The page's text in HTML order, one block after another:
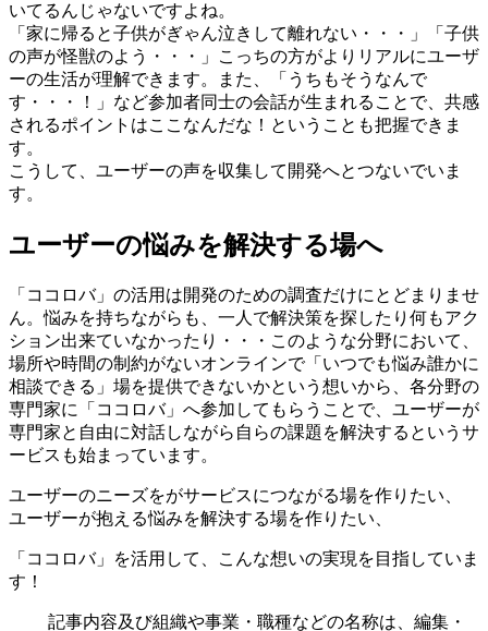
いてるんじゃないですよね。
「家に帰ると子供がぎゃん泣きして離れない・・・」「子供
の声が怪獣のよう・・・」こっちの方がよりリアルにユーザ
ーの生活が理解できます。また、「うちもそうなんで
す・・・！」など参加者同士の会話が生まれることで、共感
されるポイントはここなんだな！ということも把握できま
す。
こうして、ユーザーの声を収集して開発へとつないでいま
す。
ユーザーの悩みを解決する場へ
「ココロバ」の活用は開発のための調査だけにとどまりませ
ん。悩みを持ちながらも、一人で解決策を探したり何もアク
ション出来ていなかったり・・・このような分野において、
場所や時間の制約がないオンラインで「いつでも悩み誰かに
相談できる」場を提供できないかという想いから、各分野の
専門家に「ココロバ」へ参加してもらうことで、ユーザーが
専門家と自由に対話しながら自らの課題を解決するというサ
ービスも始まっています。
ユーザーのニーズをがサービスにつながる場を作りたい、
ユーザーが抱える悩みを解決する場を作りたい、
「ココロバ」を活用して、こんな想いの実現を目指していま
す！
記事内容及び組織や事業・職種などの名称は、編集・